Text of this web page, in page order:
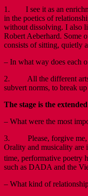
1. I see it as an
in the poetics of
without dissolving. I also
Robert Aeberhard. Some
consists of sitting, quietly
– In what way does each
2. All the different arts
subvert norms, to break
The stage is the
– What were the most
3. Please, forgive me, I
Orality and musicality are
time, performative poetry
such as DADA and the
– What kind of